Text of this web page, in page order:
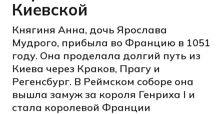
Киевской
Княгиня Анна, дочь Ярослава
Мудрого, прибыла во Францию в 1051
году. Она проделала долгий путь из
Киева через Краков, Прагу и
Регенсбург. В Реймском соборе она
вышла замуж за короля Генриха I и
стала королевой Франции